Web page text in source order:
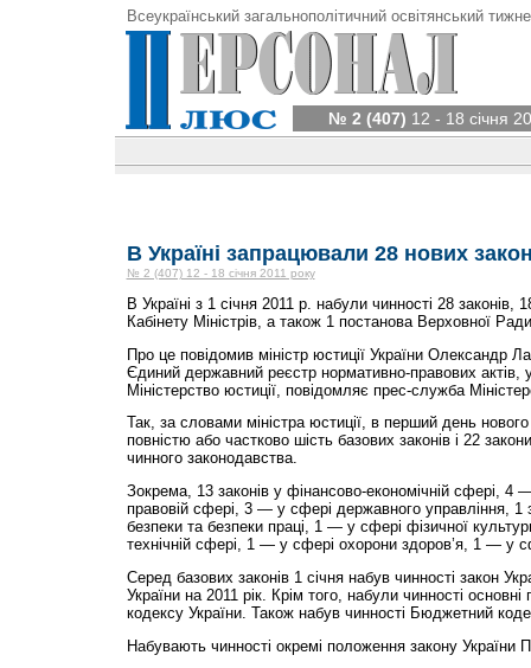
Всеукраїнський загальнополітичний освітянський
№ 2 (407) 12 - 18 січня
В Україні запрацювали 28 нових
№ 2 (407) 12 - 18 січня 2011 року
В Україні з 1 січня 2011 р. набули чинності 28 законів,
Кабінету Міністрів, а також 1 постанова Верховної
Про це повідомив міністр юстиції України Олександр
Єдиний державний реєстр нормативно-правових актів,
Міністерство юстиції, повідомляє прес-служба
Так, за словами міністра юстиції, в перший день
повністю або частково шість базових законів і 22
чинного законодавства.
Зокрема, 13 законів у фінансово-економічній сфері, 4
правовій сфері, 3 — у сфері державного управління, 1
безпеки та безпеки праці, 1 — у сфері фізичної
технічній сфері, 1 — у сфері охорони здоров’я, 1 — у
Серед базових законів 1 січня набув чинності закон
України на 2011 рік. Крім того, набули чинності
кодексу України. Також набув чинності Бюджетний
Набувають чинності окремі положення закону України